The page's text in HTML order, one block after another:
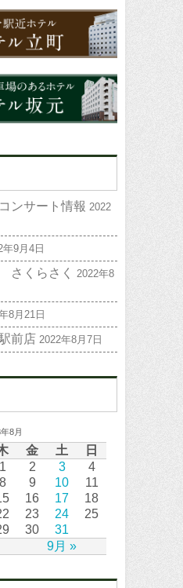
ンサート情報 2022
年9月4日
さくらさく
2022年8
8月21日
前店 2022年8月7日
8月
金 土 日
9月 »
1 2 3
4
8 9 10
11
16 17
18
23 24
25
30 31